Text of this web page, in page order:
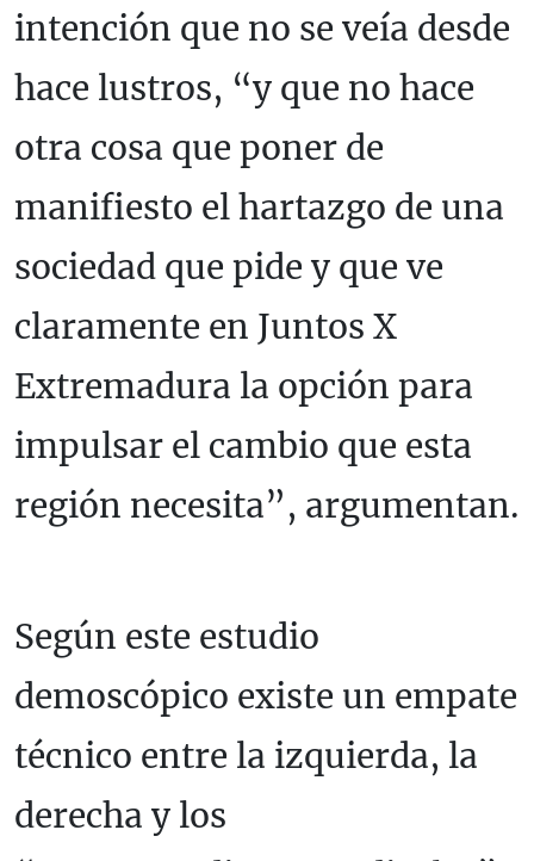
intención que no se veía desde
hace lustros, “y que no hace
otra cosa que poner de
manifiesto el hartazgo de una
sociedad que pide y que ve
claramente en Juntos X
Extremadura la opción para
impulsar el cambio que esta
región necesita”, argumentan.
Según este estudio
demoscópico existe un empate
técnico entre la izquierda, la
derecha y los